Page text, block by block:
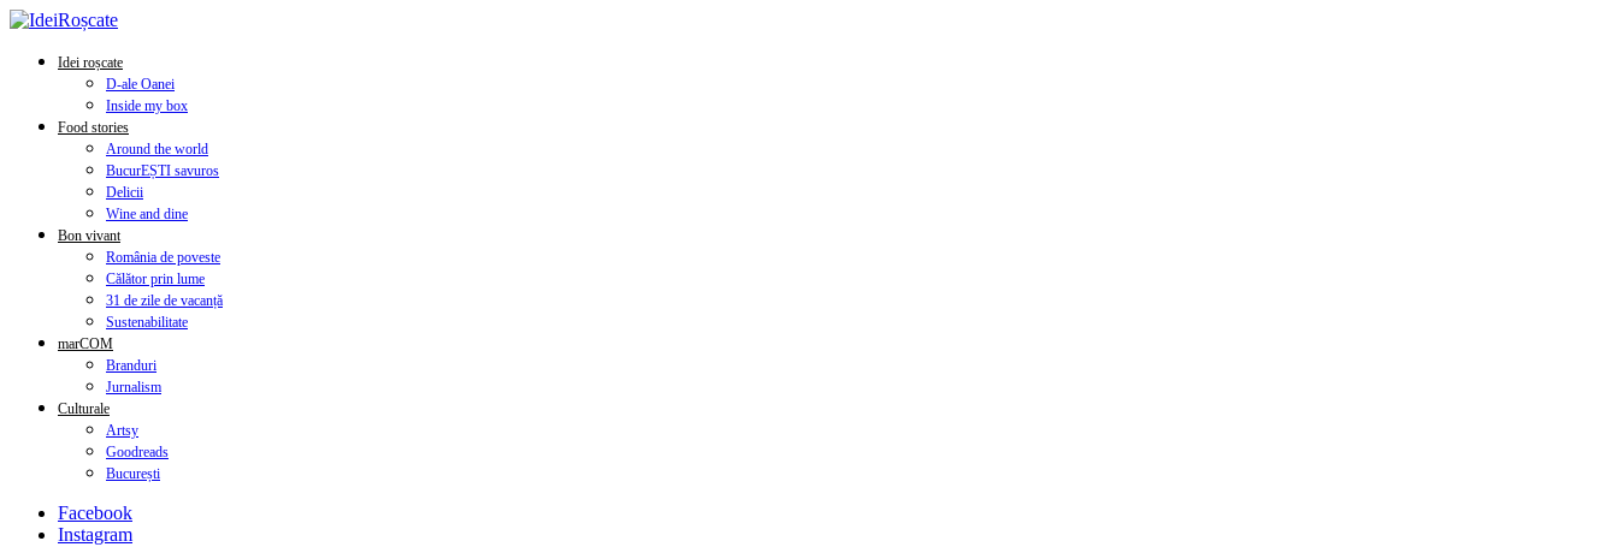
Idei roșcate
D-ale Oanei
Inside my box
Food stories
Around the world
BucurEȘTI savuros
Delicii
Wine and dine
Bon vivant
România de poveste
Călător prin lume
31 de zile de vacanță
Sustenabilitate
marCOM
Branduri
Jurnalism
Culturale
Artsy
Goodreads
București
Facebook
Instagram